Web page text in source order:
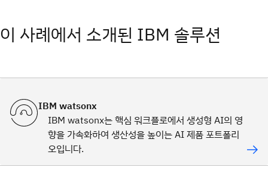
이 사례에서 소개된 IBM 솔루션
IBM watsonx
IBM watsonx는 핵심 워크플로에서 생성형 AI의 영
향을 가속화하여 생산성을 높이는 AI 제품 포트폴리
오입니다.